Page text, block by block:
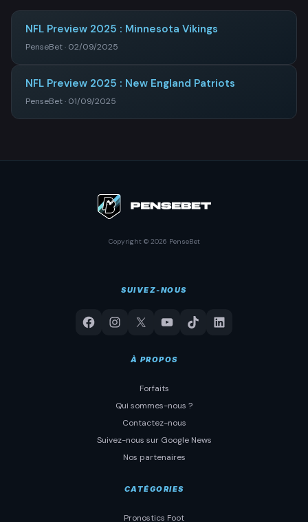
NFL Preview 2025 : Minnesota Vikings
PenseBet · 02/09/2025
NFL Preview 2025 : New England Patriots
PenseBet · 01/09/2025
Copyright © 2026 PenseBet
SUIVEZ-NOUS
À PROPOS
Forfaits
Qui sommes-nous ?
Contactez-nous
Suivez-nous sur Google News
Nos partenaires
CATÉGORIES
Pronostics Foot